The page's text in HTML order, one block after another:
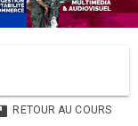
RETOUR AU COURS